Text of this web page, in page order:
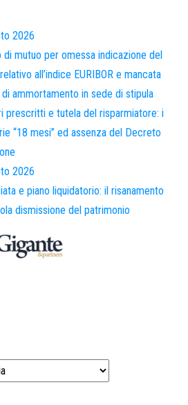
2026
di mutuo per omessa indicazione del
all’indice EURIBOR e mancata
ammortamento in sede di stipula
prescritti e tutela del risparmiatore: i
“18 mesi” ed assenza del Decreto
2026
e piano liquidatorio: il risanamento
dismissione del patrimonio